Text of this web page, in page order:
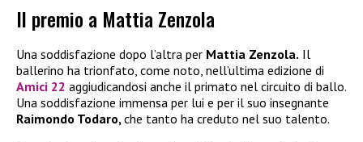
Il premio a Mattia Zenzola
Una soddisfazione dopo l’altra per Mattia Zenzola. Il
ballerino ha trionfato, come noto, nell’ultima edizione di
Amici 22 aggiudicandosi anche il primato nel circuito di ballo.
Una soddisfazione immensa per lui e per il suo insegnante
Raimondo Todaro,che tanto ha creduto nel suo talento.